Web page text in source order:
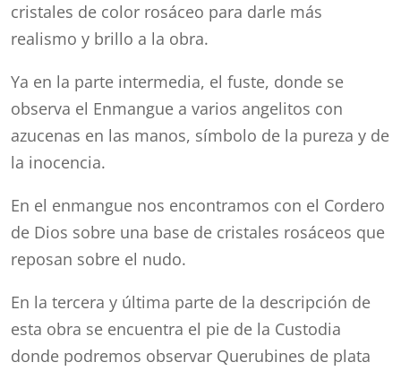
cristales de color rosáceo para darle más
realismo y brillo a la obra.
Ya en la parte intermedia, el fuste, donde se
observa el Enmangue a varios angelitos con
azucenas en las manos, símbolo de la pureza y de
la inocencia.
En el enmangue nos encontramos con el Cordero
de Dios sobre una base de cristales rosáceos que
reposan sobre el nudo.
En la tercera y última parte de la descripción de
esta obra se encuentra el pie de la Custodia
donde podremos observar Querubines de plata